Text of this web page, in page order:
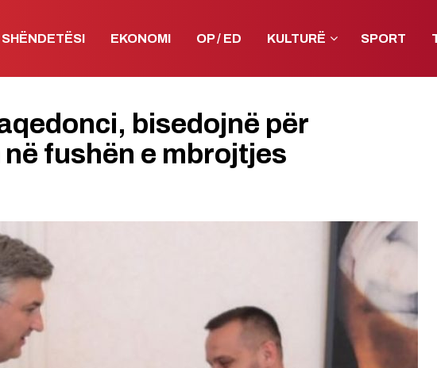
SHËNDETËSI EKONOMI OP / ED KULTURË SPORT
bisedojnë për
fushën e mbrojtjes